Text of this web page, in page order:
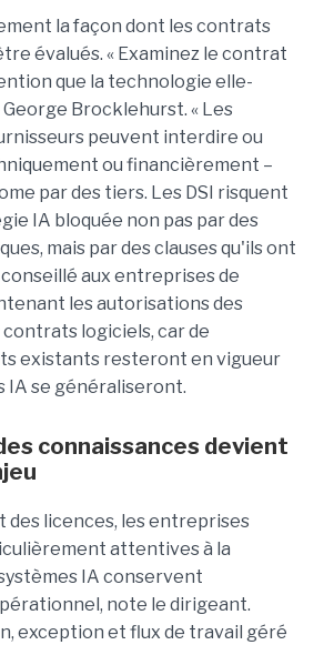
la façon dont les contrats
évalués. « Examinez le contrat
que la technologie elle-
George Brocklehurst. « Les
peuvent interdire ou
ou financièrement –
par des tiers. Les DSI risquent
IA bloquée non pas par des
mais par des clauses qu'ils ont
conseillé aux entreprises de
les autorisations des
logiciels, car de
existants resteront en vigueur
IA se généraliseront.
connaissances devient
des licences, les entreprises
attentives à la
IA conservent
note le dirigeant.
exception et flux de travail géré